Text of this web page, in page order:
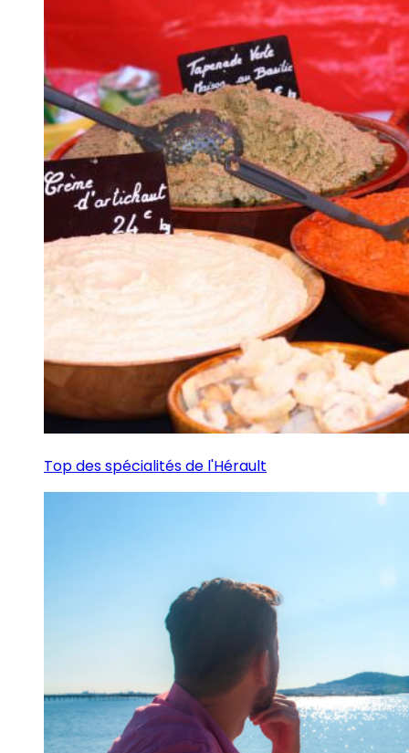
Top des spécialités de l'Hérault